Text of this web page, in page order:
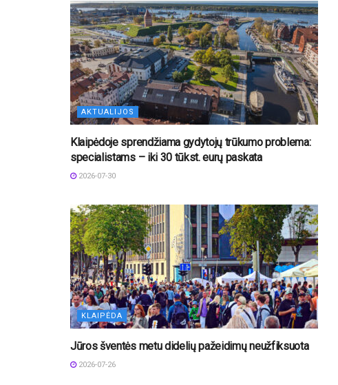
AKTUALIJOS
Klaipėdoje sprendžiama gydytojų trūkumo problema:
specialistams – iki 30 tūkst. eurų paskata
2026-07-30
KLAIPĖDA
Jūros šventės metu didelių pažeidimų neužfiksuota
2026-07-26